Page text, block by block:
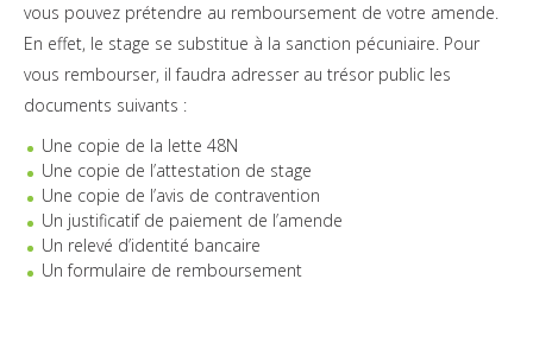
vous pouvez prétendre au remboursement de votre amende.
En effet, le stage se substitue à la sanction pécuniaire. Pour
vous rembourser, il faudra adresser au trésor public les
documents suivants :
Une copie de la lette 48N
Une copie de l’attestation de stage
Une copie de l’avis de contravention
Un justificatif de paiement de l’amende
Un relevé d’identité bancaire
Un formulaire de remboursement